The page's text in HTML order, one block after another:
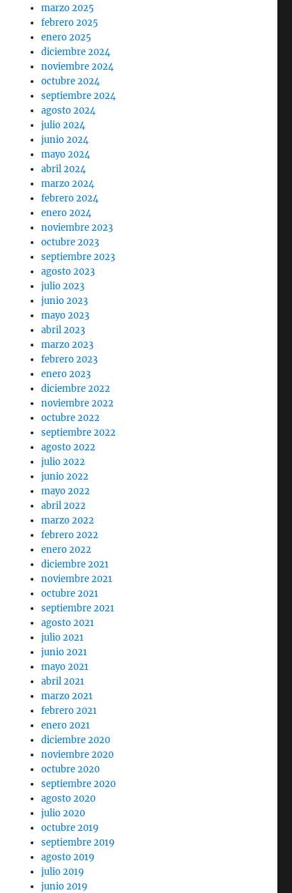
marzo 2025
febrero 2025
enero 2025
diciembre 2024
noviembre 2024
octubre 2024
septiembre 2024
agosto 2024
julio 2024
junio 2024
mayo 2024
abril 2024
marzo 2024
febrero 2024
enero 2024
noviembre 2023
octubre 2023
septiembre 2023
agosto 2023
julio 2023
junio 2023
mayo 2023
abril 2023
marzo 2023
febrero 2023
enero 2023
diciembre 2022
noviembre 2022
octubre 2022
septiembre 2022
agosto 2022
julio 2022
junio 2022
mayo 2022
abril 2022
marzo 2022
febrero 2022
enero 2022
diciembre 2021
noviembre 2021
octubre 2021
septiembre 2021
agosto 2021
julio 2021
junio 2021
mayo 2021
abril 2021
marzo 2021
febrero 2021
enero 2021
diciembre 2020
noviembre 2020
octubre 2020
septiembre 2020
agosto 2020
julio 2020
octubre 2019
septiembre 2019
agosto 2019
julio 2019
junio 2019